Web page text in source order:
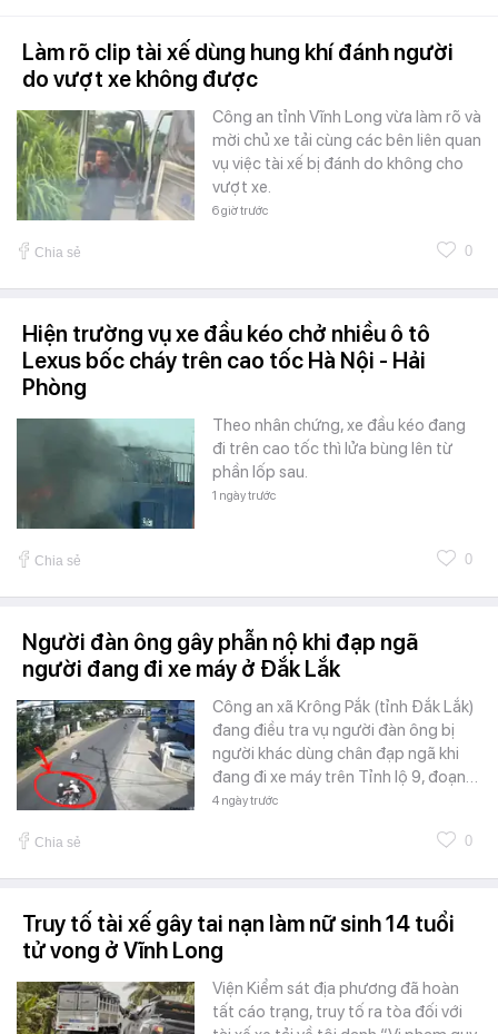
Làm rõ clip tài xế dùng hung khí đánh người
do vượt xe không được
Công an tỉnh Vĩnh Long vừa làm rõ và
mời chủ xe tải cùng các bên liên quan
vụ việc tài xế bị đánh do không cho
vượt xe.
6 giờ trước
Chia sẻ 0
Hiện trường vụ xe đầu kéo chở nhiều ô tô
Lexus bốc cháy trên cao tốc Hà Nội - Hải
Phòng
Theo nhân chứng, xe đầu kéo đang
đi trên cao tốc thì lửa bùng lên từ
phần lốp sau.
1 ngày trước
Chia sẻ 0
Người đàn ông gây phẫn nộ khi đạp ngã
người đang đi xe máy ở Đắk Lắk
Công an xã Krông Pắk (tỉnh Đắk Lắk)
đang điều tra vụ người đàn ông bị
người khác dùng chân đạp ngã khi
đang đi xe máy trên Tỉnh lộ 9, đoạn…
4 ngày trước
Chia sẻ 0
Truy tố tài xế gây tai nạn làm nữ sinh 14 tuổi
tử vong ở Vĩnh Long
Viện Kiểm sát địa phương đã hoàn
tất cáo trạng, truy tố ra tòa đối với